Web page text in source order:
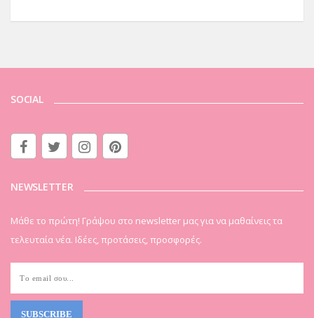
SOCIAL
NEWSLETTER
Μάθε το πρώτη! Γράψου στο newsletter μας για να μαθαίνεις τα
τελευταία νέα. Ιδέες, προτάσεις, προσφορές.